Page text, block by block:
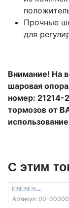
Прочные
для
Внимание! На
шаровая
номер: 21214-
тормозов от
С этим
Артикул: 00-